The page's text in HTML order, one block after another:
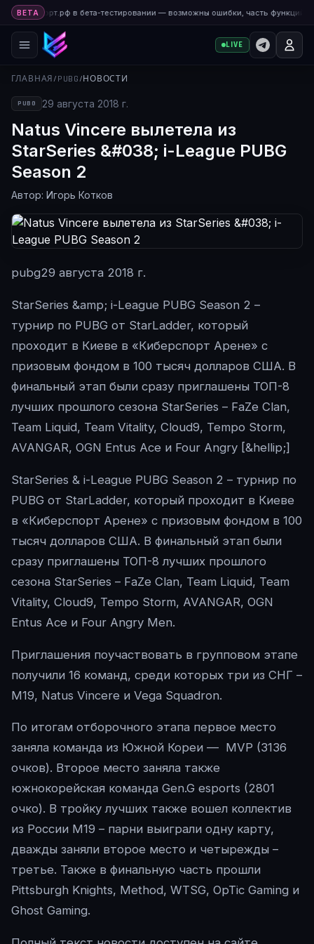
BETA
Киберспорт.рф в бета-тестировании — возможны ошибки, часть функций
LIVE
ГЛАВНАЯ/ PUBG/НОВОСТИ
PUBG 29 августа 2018 г.
Natus Vincere вылетела из
StarSeries &#038; i-League PUBG
Season 2
Автор: Игорь Котков
pubg29 августа 2018 г.
StarSeries &amp; i-League PUBG Season 2 –
турнир по PUBG от StarLadder, который
проходит в Киеве в «Киберспорт Арене» с
призовым фондом в 100 тысяч долларов США. В
финальный этап были сразу приглашены ТОП-8
лучших прошлого сезона StarSeries – FaZe Clan,
Team Liquid, Team Vitality, Cloud9, Tempo Storm,
AVANGAR, OGN Entus Ace и Four Angry [&hellip;]
StarSeries & i-League PUBG Season 2 – турнир по
PUBG от StarLadder, который проходит в Киеве
в «Киберспорт Арене» с призовым фондом в 100
тысяч долларов США. В финальный этап были
сразу приглашены ТОП-8 лучших прошлого
сезона StarSeries – FaZe Clan, Team Liquid, Team
Vitality, Cloud9, Tempo Storm, AVANGAR, OGN
Entus Ace и Four Angry Men.
Приглашения поучаствовать в групповом этапе
получили 16 команд, среди которых три из СНГ –
M19, Natus Vincere и Vega Squadron.
По итогам отборочного этапа первое место
заняла команда из Южной Кореи — MVP (3136
очков). Второе место заняла также
южнокорейская команда Gen.G esports (2801
очко). В тройку лучших также вошел коллектив
из России M19 – парни выиграли одну карту,
дважды заняли второе место и четырежды –
третье. Также в финальную часть прошли
Pittsburgh Knights, Method, WTSG, OpTic Gaming и
Ghost Gaming.